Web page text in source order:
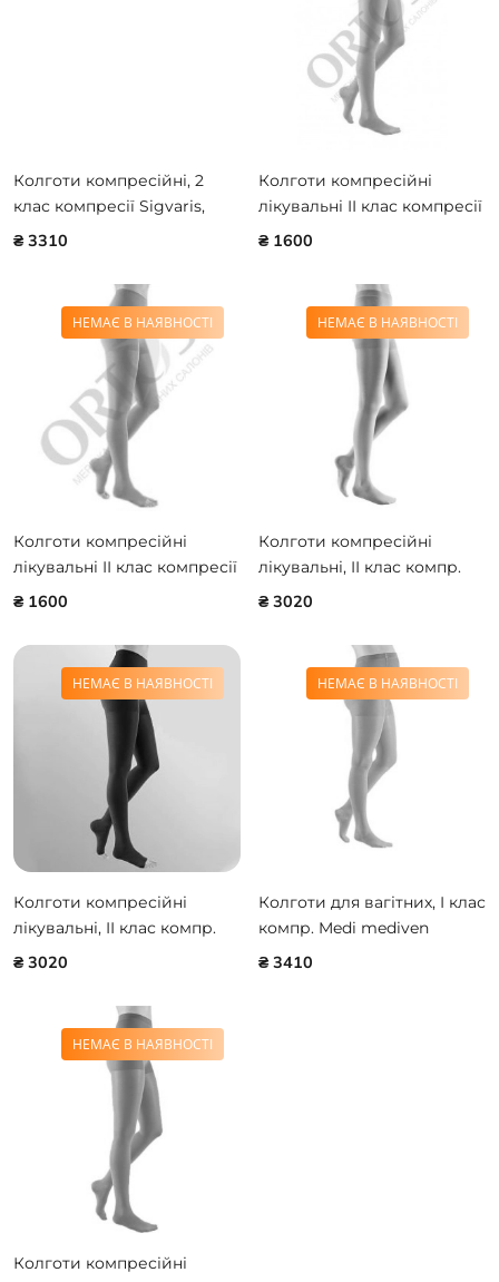
Колготи компресійні, 2
клас компресії Sigvaris,
серія Top Fine Select з
₴ 3310
Колготи компресійні
лікувальні II клас компресії
Medi DUOMED v2
₴ 1600
НЕМАЄ В НАЯВНОСТІ
Колготи компресійні
лікувальні II клас компресії
«Medi DUOMED v2» (відкр.
₴ 1600
НЕМАЄ В НАЯВНОСТІ
Колготи компресійні
лікувальні, II клас компр.
Medi mediven PLUS
₴ 3020
НЕМАЄ В НАЯВНОСТІ
Колготи компресійні
лікувальні, II клас компр.
Medi mediven PLUS, з відкр.
₴ 3020
НЕМАЄ В НАЯВНОСТІ
Колготи для вагітних, I клас
компр. Medi mediven
ELEGANCE (AG-62-71 см)
₴ 3410
НЕМАЄ В НАЯВНОСТІ
Колготи компресійні